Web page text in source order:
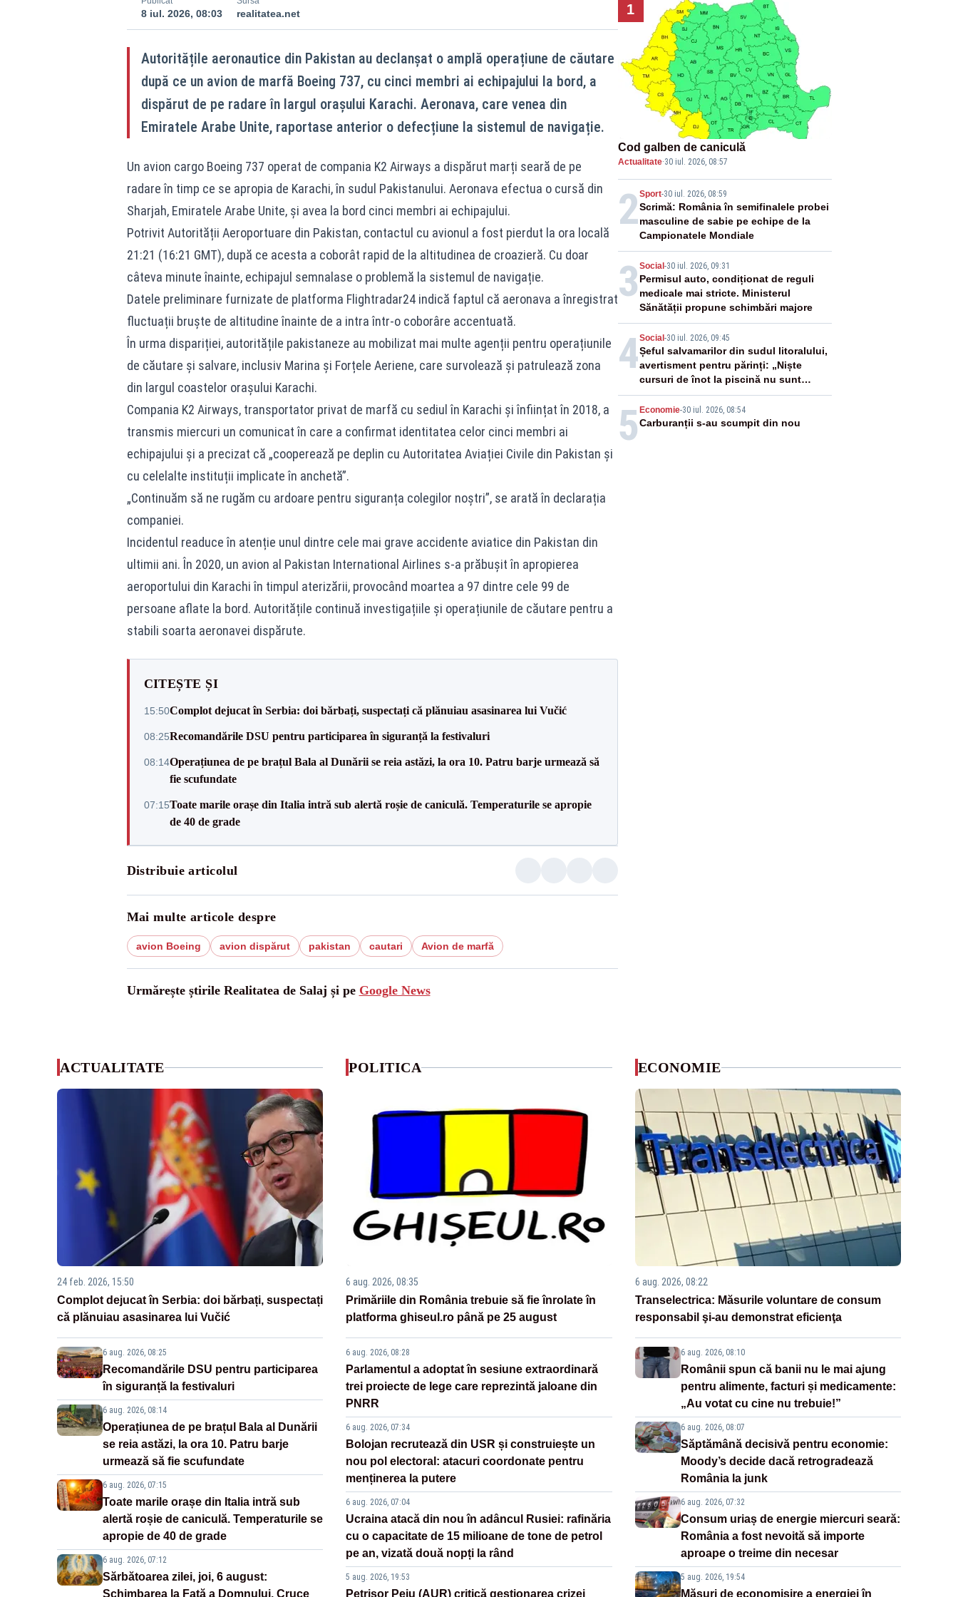
8 iul. 2026, 08:03 realitatea.net
Autoritățile aeronautice din Pakistan au declanșat o amplă operațiune de căutare
după ce un avion de marfă Boeing 737, cu cinci membri ai echipajului la bord, a
dispărut de pe radare în largul orașului Karachi. Aeronava, care venea din
Emiratele Arabe Unite, raportase anterior o defecțiune la sistemul de navigație.
Un avion cargo Boeing 737 operat de compania K2 Airways a dispărut marți seară de pe
radare în timp ce se apropia de Karachi, în sudul Pakistanului. Aeronava efectua o cursă din
Sharjah, Emiratele Arabe Unite, și avea la bord cinci membri ai echipajului.
Potrivit Autorității Aeroportuare din Pakistan, contactul cu avionul a fost pierdut la ora locală
21:21 (16:21 GMT), după ce acesta a coborât rapid de la altitudinea de croazieră. Cu doar
câteva minute înainte, echipajul semnalase o problemă la sistemul de navigație.
Datele preliminare furnizate de platforma Flightradar24 indică faptul că aeronava a înregistrat
fluctuații bruște de altitudine înainte de a intra într-o coborâre accentuată.
În urma dispariției, autoritățile pakistaneze au mobilizat mai multe agenții pentru operațiunile
de căutare și salvare, inclusiv Marina și Forțele Aeriene, care survolează și patrulează zona
din largul coastelor orașului Karachi.
Compania K2 Airways, transportator privat de marfă cu sediul în Karachi și înființat în 2018, a
transmis miercuri un comunicat în care a confirmat identitatea celor cinci membri ai
echipajului și a precizat că „cooperează pe deplin cu Autoritatea Aviației Civile din Pakistan și
cu celelalte instituții implicate în anchetă”.
„Continuăm să ne rugăm cu ardoare pentru siguranța colegilor noștri”, se arată în declarația
companiei.
Incidentul readuce în atenție unul dintre cele mai grave accidente aviatice din Pakistan din
ultimii ani. În 2020, un avion al Pakistan International Airlines s-a prăbușit în apropierea
aeroportului din Karachi în timpul aterizării, provocând moartea a 97 dintre cele 99 de
persoane aflate la bord. Autoritățile continuă investigațiile și operațiunile de căutare pentru a
stabili soarta aeronavei dispărute.
CITEȘTE ȘI
15:50Complot dejucat în Serbia: doi bărbați, suspectați că plănuiau asasinarea lui Vučić
08:25Recomandările DSU pentru participarea în siguranță la festivaluri
08:14Operațiunea de pe brațul Bala al Dunării se reia astăzi, la ora 10. Patru barje urmează să
fie scufundate
07:15Toate marile orașe din Italia intră sub alertă roșie de caniculă. Temperaturile se apropie
de 40 de grade
Distribuie articolul
Mai multe articole despre
avion Boeing avion dispărut pakistan cautari Avion de marfă
Urmărește știrile Realitatea de Salaj și pe Google News
1
Cod galben de caniculă
Actualitate·30 iul. 2026, 08:57
2Sport-30 iul. 2026, 08:59
Scrimă: România în semifinalele probei
masculine de sabie pe echipe de la
Campionatele Mondiale
3 Social -30 iul. 2026, 09:31
Permisul auto, condiționat de reguli
medicale mai stricte. Ministerul
Sănătății propune schimbări majore
4Social -30 iul. 2026, 09:45
Șeful salvamarilor din sudul litoralului,
avertisment pentru părinți: „Niște
cursuri de înot la piscină nu sunt
suficiente”
5 Economie-30 iul. 2026, 08:54
Carburanții s-au scumpit din nou
ACTUALITATE
24 feb. 2026, 15:50
Complot dejucat în Serbia: doi bărbați, suspectați
că plănuiau asasinarea lui Vučić
6 aug. 2026, 08:25
Recomandările DSU pentru participarea
în siguranță la festivaluri
6 aug. 2026, 08:14
Operațiunea de pe brațul Bala al Dunării
se reia astăzi, la ora 10. Patru barje
urmează să fie scufundate
6 aug. 2026, 07:15
Toate marile orașe din Italia intră sub
alertă roșie de caniculă. Temperaturile se
apropie de 40 de grade
6 aug. 2026, 07:12
Sărbătoarea zilei, joi, 6 august:
Schimbarea la Față a Domnului. Cruce
POLITICA
6 aug. 2026, 08:35
Primăriile din România trebuie să fie înrolate în
platforma ghiseul.ro până pe 25 august
6 aug. 2026, 08:28
Parlamentul a adoptat în sesiune extraordinară
trei proiecte de lege care reprezintă jaloane din
PNRR
6 aug. 2026, 07:34
Bolojan recrutează din USR și construiește un
nou pol electoral: atacuri coordonate pentru
menținerea la putere
6 aug. 2026, 07:04
Ucraina atacă din nou în adâncul Rusiei: rafinăria
cu o capacitate de 15 milioane de tone de petrol
pe an, vizată două nopți la rând
5 aug. 2026, 19:53
Petrișor Peiu (AUR) critică gestionarea crizei
ECONOMIE
6 aug. 2026, 08:22
Transelectrica: Măsurile voluntare de consum
responsabil şi-au demonstrat eficienţa
6 aug. 2026, 08:10
Românii spun că banii nu le mai ajung
pentru alimente, facturi și medicamente:
„Au votat cu cine nu trebuie!”
6 aug. 2026, 08:07
Săptămână decisivă pentru economie:
Moody’s decide dacă retrogradează
România la junk
6 aug. 2026, 07:32
Consum uriaș de energie miercuri seară:
România a fost nevoită să importe
aproape o treime din necesar
5 aug. 2026, 19:54
Măsuri de economisire a energiei în